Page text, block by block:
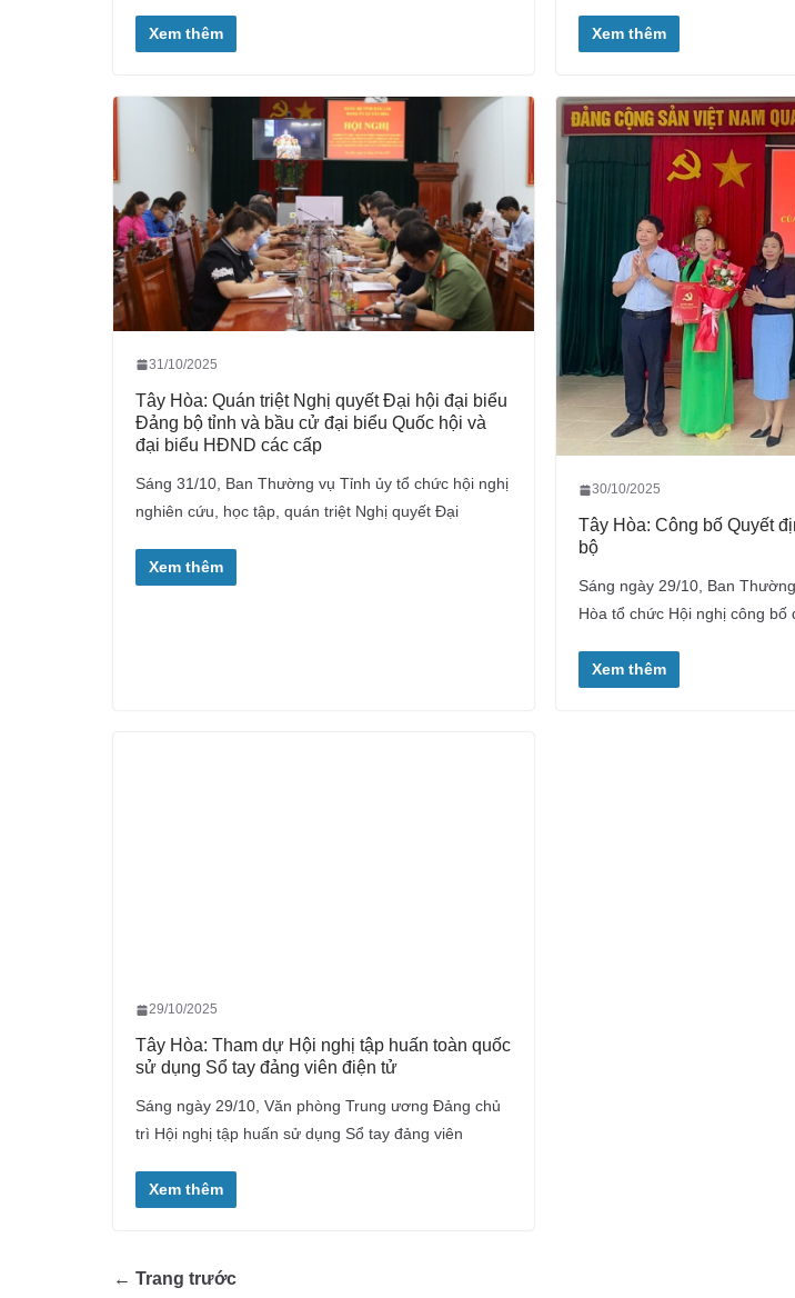
Xem thêm Xem thêm
31/10/2025
Tây Hòa: Quán triệt Nghị quyết Đại hội đại biểu
Đảng bộ tỉnh và bầu cử đại biểu Quốc hội và
đại biểu HĐND các cấp
Sáng 31/10, Ban Thường vụ Tỉnh ủy tổ chức hội nghị
nghiên cứu, học tập, quán triệt Nghị quyết Đại
Xem thêm
30/10/2025
Tây Hòa: Công bố Quyết
bộ
Sáng ngày 29/10, Ban
Hòa tổ chức Hội nghị công bố
Xem thêm
29/10/2025
Tây Hòa: Tham dự Hội nghị tập huấn toàn quốc
sử dụng Sổ tay đảng viên điện tử
Sáng ngày 29/10, Văn phòng Trung ương Đảng chủ
trì Hội nghị tập huấn sử dụng Sổ tay đảng viên
Xem thêm
← Trang trước